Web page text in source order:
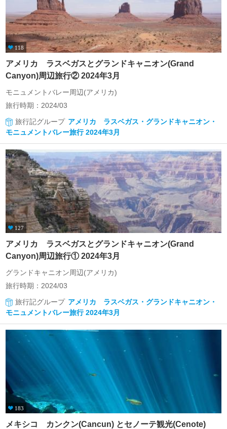
118
アメリカ ラスベガスとグランドキャニオン(Grand
Canyon)周辺旅行② 2024年3月
モニュメントバレー周辺(アメリカ)
旅行時期：2024/03
旅行記グループ アメリカ ラスベガス・グランドキャニオン・
モニュメントバレー旅行 2024年3月
127
アメリカ ラスベガスとグランドキャニオン(Grand
Canyon)周辺旅行① 2024年3月
グランドキャニオン周辺(アメリカ)
旅行時期：2024/03
旅行記グループ アメリカ ラスベガス・グランドキャニオン・
モニュメントバレー旅行 2024年3月
183
メキシコ カンクン(Cancun) とセノーテ観光(Cenote)